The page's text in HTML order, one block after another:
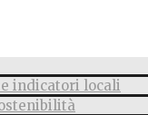
indicatori locali